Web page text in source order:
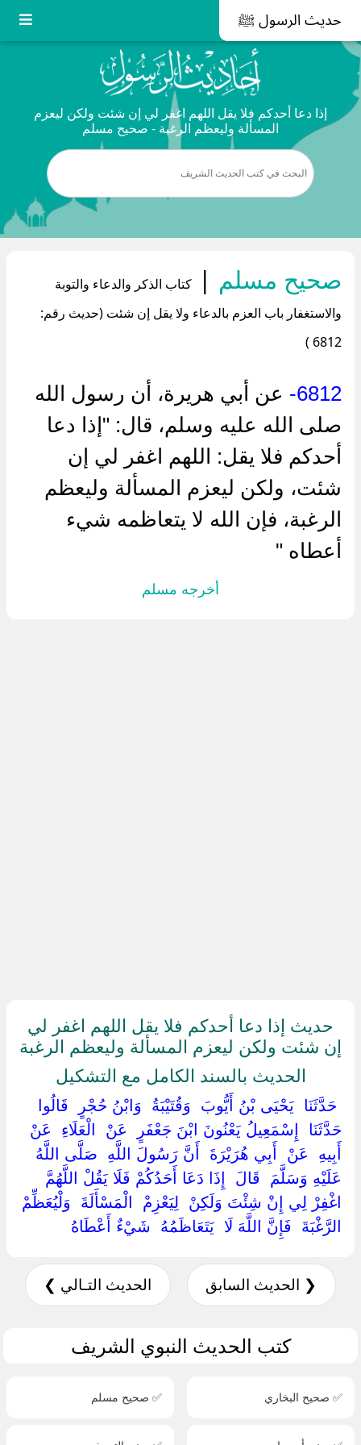
حديث الرسول ﷺ
إذا دعا أحدكم فلا يقل اللهم اغفر لي إن شئت ولكن ليعزم
المسألة وليعظم الرغبة - صحيح مسلم
صحيح مسلم |
كتاب الذكر والدعاء والتوبة
والاستغفار باب العزم بالدعاء ولا يقل إن شئت (حديث رقم:
6812 )
6812-
عن أبي هريرة، أن رسول الله
صلى الله عليه وسلم، قال: "إذا دعا
أحدكم فلا يقل: اللهم اغفر لي إن
شئت، ولكن ليعزم المسألة وليعظم
الرغبة، فإن الله لا يتعاظمه شيء
أعطاه "
أخرجه مسلم
حديث إذا دعا أحدكم فلا يقل اللهم اغفر لي
إن شئت ولكن ليعزم المسألة وليعظم الرغبة
الحديث بالسند الكامل مع التشكيل
‏ ‏حَدَّثَنَا ‏ ‏يَحْيَى بْنُ أَيُّوبَ ‏ ‏وَقُتَيْبَةُ ‏ ‏وَابْنُ حُجْرٍ ‏ ‏قَالُوا
حَدَّثَنَا ‏ ‏إِسْمَعِيلُ يَعْنُونَ ابْنَ جَعْفَرٍ ‏ ‏عَنْ ‏ ‏الْعَلَاءِ ‏ ‏عَنْ ‏
‏أَبِيهِ ‏ ‏عَنْ ‏ ‏أَبِي هُرَيْرَةَ ‏ ‏أَنَّ رَسُولَ اللَّهِ ‏ ‏صَلَّى اللَّهُ
عَلَيْهِ وَسَلَّمَ ‏ ‏قَالَ ‏ ‏إِذَا دَعَا أَحَدُكُمْ فَلَا يَقُلْ اللَّهُمَّ
اغْفِرْ لِي إِنْ شِئْتَ وَلَكِنْ ‏ ‏لِيَعْزِمْ ‏ ‏الْمَسْأَلَةَ ‏ ‏وَلْيُعَظِّمْ
الرَّغْبَةَ ‏ ‏فَإِنَّ اللَّهَ لَا ‏ ‏يَتَعَاظَمُهُ ‏ ‏شَيْءٌ أَعْطَاهُ ‏
❮ الحديث السابق الحديث التـالي ❯
كتب الحديث النبوي الشريف
✅ صحيح البخاري ✅ صحيح مسلم